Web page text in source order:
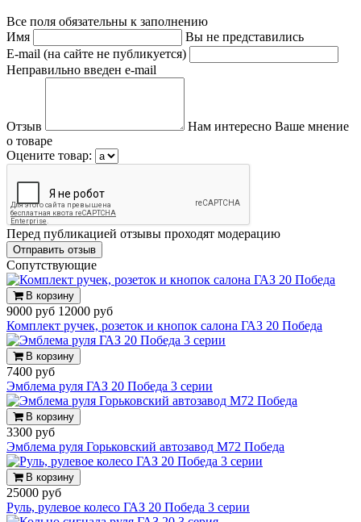
Все поля обязательны к заполнению
Имя
Вы не представились
E-mail (на сайте не публикуется)
Неправильно введен e-mail
Отзыв
Нам интересно Ваше мнение
о товаре
Оцените товар:
Перед публикацией отзывы проходят модерацию
Cопутствующие
В корзину
9000 руб 12000 руб
Комплект ручек, розеток и кнопок салона ГАЗ 20 Победа
В корзину
7400 руб
Эмблема руля ГАЗ 20 Победа 3 серии
В корзину
3300 руб
Эмблема руля Горьковский автозавод М72 Победа
В корзину
25000 руб
Руль, рулевое колесо ГАЗ 20 Победа 3 серии